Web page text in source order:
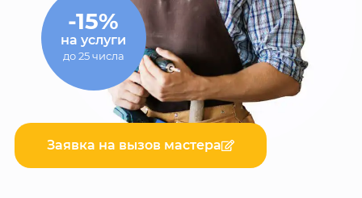
Заявка на вызов мастера
-15%
на услуги
до 25 числа